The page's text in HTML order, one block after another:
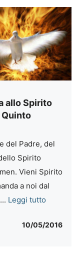
allo Spirito
Quinto
del Padre, del
Spirito
Vieni Spirito
a noi dal
Leggi tutto
10/05/2016